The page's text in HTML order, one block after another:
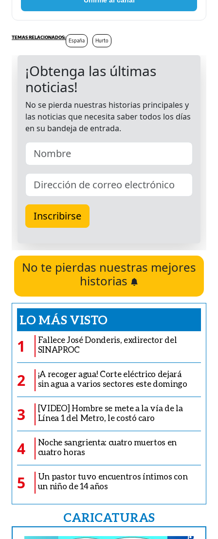
España Hurto
No te pierdas nuestras mejores
historias
LO MÁS VISTO
1
Fallece José Donderis, exdirector del
SINAPROC
2
¡A recoger agua! Corte eléctrico dejará
sin agua a varios sectores este domingo
3
[VIDEO] Hombre se mete a la vía de la
Línea 1 del Metro, le costó caro
4
Noche sangrienta: cuatro muertos en
cuatro horas
5
Un pastor tuvo encuentros íntimos con
un niño de 14 años
CARICATURAS